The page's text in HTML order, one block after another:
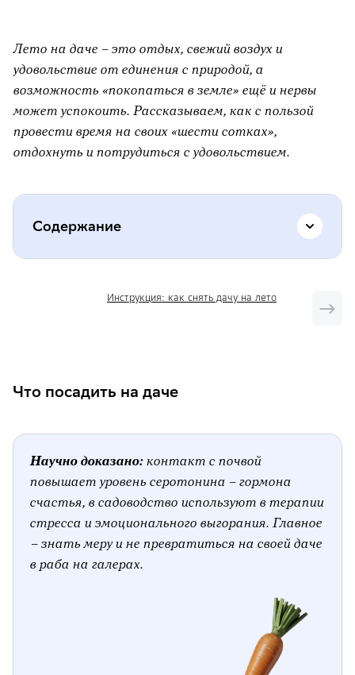
Лето на даче – это отдых, свежий воздух и
удовольствие от единения с природой, а
возможность «покопаться в земле» ещё и нервы
может успокоить. Рассказываем, как с пользой
провести время на своих «шести сотках»,
отдохнуть и потрудиться с удовольствием.
Содержание
Инструкция: как снять дачу на лето
Что посадить на даче
Научно доказано: контакт с почвой
повышает уровень серотонина – гормона
счастья, в садоводство используют в терапии
стресса и эмоционального выгорания. Главное
– знать меру и не превратиться на своей даче
в раба на галерах.